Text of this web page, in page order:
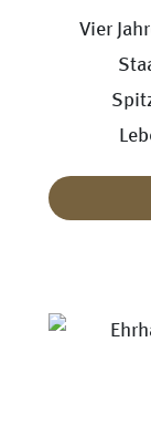
Vier